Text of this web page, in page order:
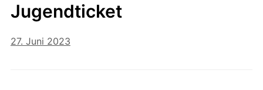
Jugendticket
27. Juni 2023